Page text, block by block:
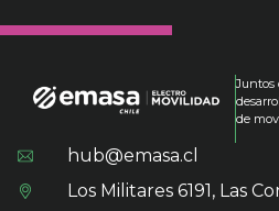
Juntos
de
hub@emasa.cl
Los Militares 6191, Las